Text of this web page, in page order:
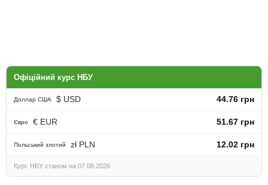
Офіційний курс НБУ
Доллар США $ USD 44.76 грн
Євро € EUR 51.67 грн
Польський злотий zł PLN 12.02 грн
Курс НБУ станом на 07.08.2026